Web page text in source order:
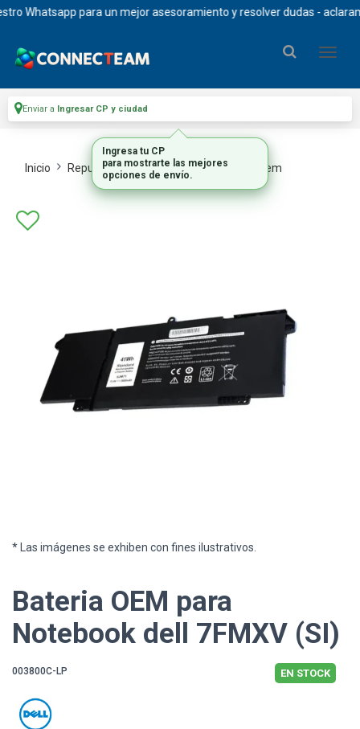
Whatsapp para un mejor asesoramiento y resolver dudas -
Enviar a Ingresar CP y ciudad
Inicio Repuestos Y Upgrades Repuestos Oem
* Las imágenes se exhiben con fines ilustrativos.
Bateria OEM para
Notebook dell 7FMXV (SI)
003800C-LP EN STOCK
Ingresa tu CP
para mostrarte las mejores
opciones de envío.